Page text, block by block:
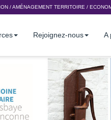
/AMÉNAGEMENT TERRITOIRE /
Rejoignez-nous A